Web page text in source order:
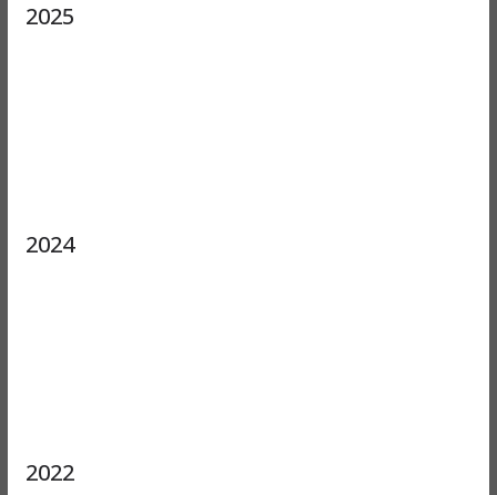
2025
2024
2022